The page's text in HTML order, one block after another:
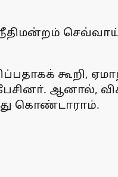
கூறி,
ஆனால்,
கொண்டாராம்.